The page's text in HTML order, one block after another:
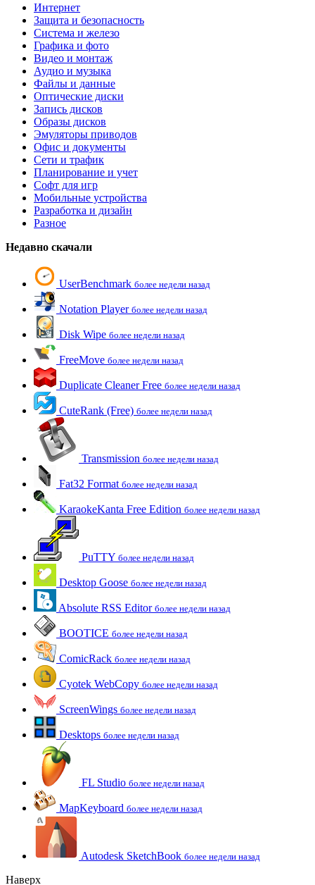
Интернет
Защита и безопасность
Система и железо
Графика и фото
Видео и монтаж
Аудио и музыка
Файлы и данные
Оптические диски
Запись дисков
Образы дисков
Эмуляторы приводов
Офис и документы
Сети и трафик
Планирование и учет
Софт для игр
Мобильные устройства
Разработка и дизайн
Разное
Недавно скачали
UserBenchmark более недели назад
Notation Player более недели назад
Disk Wipe более недели назад
FreeMove более недели назад
Duplicate Cleaner Free более недели назад
CuteRank (Free) более недели назад
Transmission более недели назад
Fat32 Format более недели назад
KaraokeKanta Free Edition более недели назад
PuTTY более недели назад
Desktop Goose более недели назад
Absolute RSS Editor более недели назад
BOOTICE более недели назад
ComicRack более недели назад
Cyotek WebCopy более недели назад
ScreenWings более недели назад
Desktops более недели назад
FL Studio более недели назад
MapKeyboard более недели назад
Autodesk SketchBook более недели назад
Наверх